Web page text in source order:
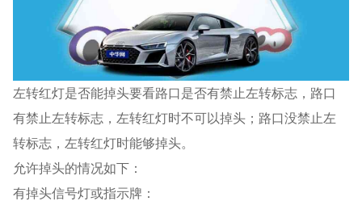
左转红灯是否能掉头要看路口是否有禁止左转标志，路口
有禁止左转标志，左转红灯时不可以掉头；路口没禁止左
转标志，左转红灯时能够掉头。
允许掉头的情况如下：
有掉头信号灯或指示牌：